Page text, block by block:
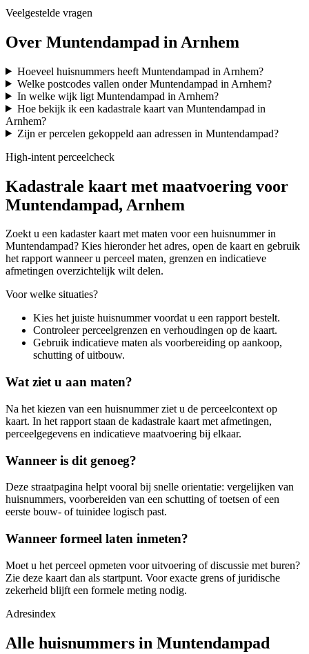
Veelgestelde vragen
Over Muntendampad in Arnhem
Hoeveel huisnummers heeft Muntendampad in Arnhem?
Welke postcodes vallen onder Muntendampad in Arnhem?
In welke wijk ligt Muntendampad in Arnhem?
Hoe bekijk ik een kadastrale kaart van Muntendampad in
Arnhem?
Zijn er percelen gekoppeld aan adressen in Muntendampad?
High-intent perceelcheck
Kadastrale kaart met maatvoering voor
Muntendampad, Arnhem
Zoekt u een kadaster kaart met maten voor een huisnummer in
Muntendampad? Kies hieronder het adres, open de kaart en gebruik
het rapport wanneer u perceel maten, grenzen en indicatieve
afmetingen overzichtelijk wilt delen.
Voor welke situaties?
Kies het juiste huisnummer voordat u een rapport bestelt.
Controleer perceelgrenzen en verhoudingen op de kaart.
Gebruik indicatieve maten als voorbereiding op aankoop,
schutting of uitbouw.
Wat ziet u aan maten?
Na het kiezen van een huisnummer ziet u de perceelcontext op
kaart. In het rapport staan de kadastrale kaart met afmetingen,
perceelgegevens en indicatieve maatvoering bij elkaar.
Wanneer is dit genoeg?
Deze straatpagina helpt vooral bij snelle orientatie: vergelijken van
huisnummers, voorbereiden van een schutting of toetsen of een
eerste bouw- of tuinidee logisch past.
Wanneer formeel laten inmeten?
Moet u het perceel opmeten voor uitvoering of discussie met buren?
Zie deze kaart dan als startpunt. Voor exacte grens of juridische
zekerheid blijft een formele meting nodig.
Adresindex
Alle huisnummers in Muntendampad